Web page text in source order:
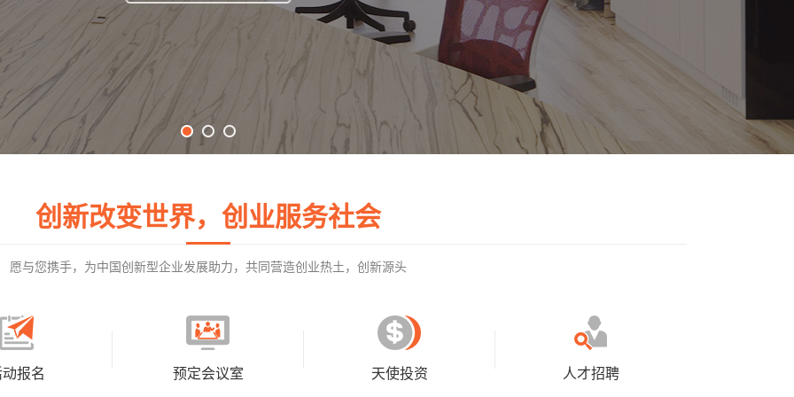
创新改变世界，创业服务社会
愿与您携手，为中国创新型企业发展助力，共同营造创业热土，创新源头
报名 预定会议室 天使投资 人才招聘